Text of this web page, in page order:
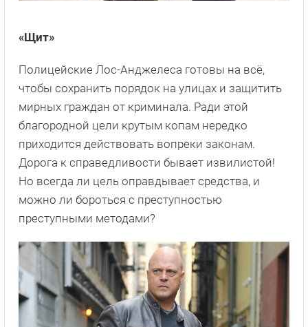
«Щит»
Полицейские Лос-Анджелеса готовы на всё,
чтобы сохранить порядок на улицах и защитить
мирных граждан от криминала. Ради этой
благородной цели крутым копам нередко
приходится действовать вопреки законам.
Дорога к справедливости бывает извилистой!
Но всегда ли цель оправдывает средства, и
можно ли бороться с преступностью
преступными методами?